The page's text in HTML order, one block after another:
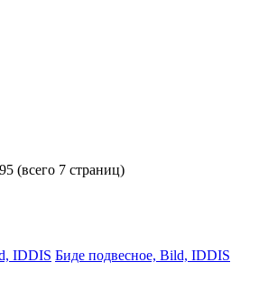
(всего 7 страниц)
Биде подвесное, Bild, IDDIS